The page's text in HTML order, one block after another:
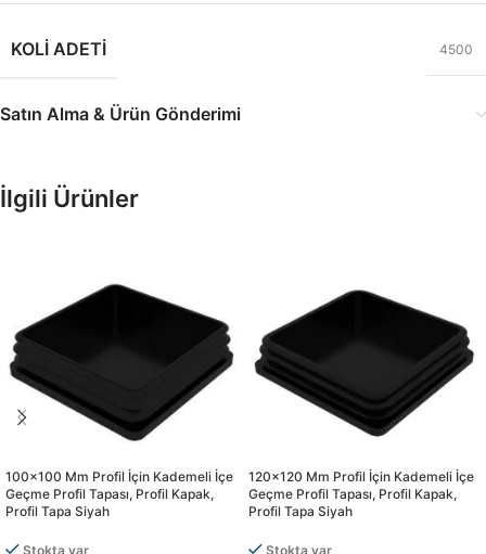
KOLI ADETI 4500
Satın Alma & Ürün Gönderimi
İlgili Ürünler
100×100 Mm Profil İçin Kademeli İçe
Geçme Profil Tapası, Profil Kapak,
Profil Tapa Siyah
Stokta var
120×120 Mm Profil İçin Kademeli İçe
Geçme Profil Tapası, Profil Kapak,
Profil Tapa Siyah
Stokta var